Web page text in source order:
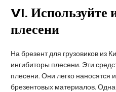
VI. Используйте
плесени
На брезент для грузовиков из
ингибиторы плесени. Эти
плесени. Они легко наносятся
брезентовых материалов.